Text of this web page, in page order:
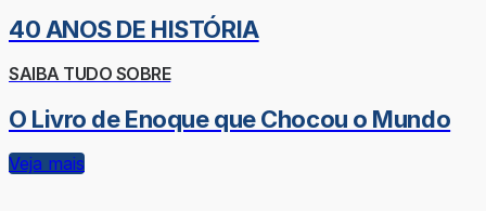
40 ANOS DE HISTÓRIA
SAIBA TUDO SOBRE
O Livro de Enoque que Chocou o Mundo
Veja mais